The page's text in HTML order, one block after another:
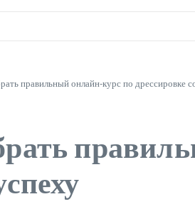
правильный онлайн-курс по дрессировке